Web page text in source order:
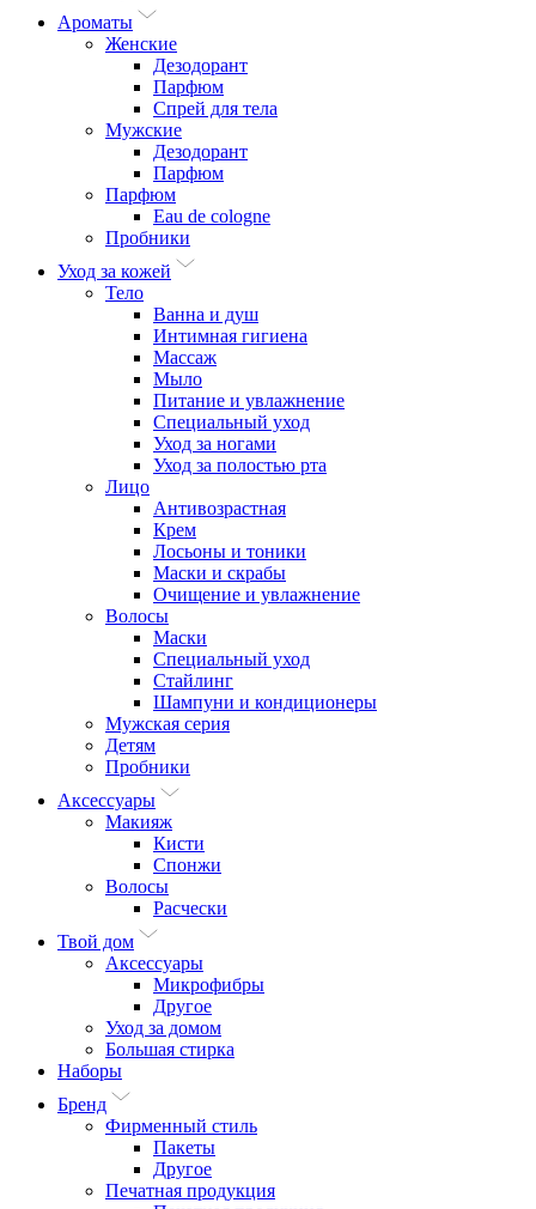
Ароматы
Женские
Дезодорант
Парфюм
Спрей для тела
Мужские
Дезодорант
Парфюм
Парфюм
Eau de cologne
Пробники
Уход за кожей
Тело
Ванна и душ
Интимная гигиена
Массаж
Мыло
Питание и увлажнение
Специальный уход
Уход за ногами
Уход за полостью рта
Лицо
Антивозрастная
Крем
Лосьоны и тоники
Маски и скрабы
Очищение и увлажнение
Волосы
Маски
Специальный уход
Стайлинг
Шампуни и кондиционеры
Мужская серия
Детям
Пробники
Аксессуары
Макияж
Кисти
Спонжи
Волосы
Расчески
Твой дом
Аксессуары
Микрофибры
Другое
Уход за домом
Большая стирка
Наборы
Бренд
Фирменный стиль
Пакеты
Другое
Печатная продукция